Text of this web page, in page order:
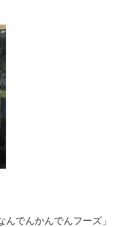
でんかんでんフーズ」